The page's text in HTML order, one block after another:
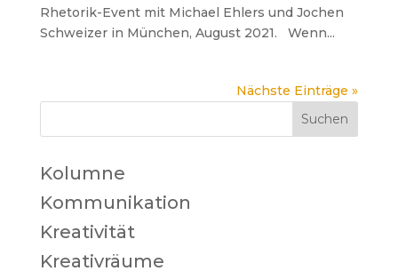
Rhetorik-Event mit Michael Ehlers und Jochen
Schweizer in München, August 2021. Wenn...
Nächste Einträge »
Kolumne
Kommunikation
Kreativität
Kreativräume